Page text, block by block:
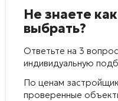
Не знаете
выбрать?
Ответьте на 3
индивидуальную
По ценам
проверенные